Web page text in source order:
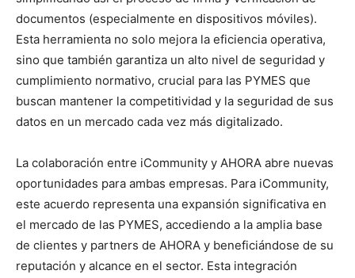
documentos (especialmente en dispositivos móviles).
Esta herramienta no solo mejora la eficiencia operativa,
sino que también garantiza un alto nivel de seguridad y
cumplimiento normativo, crucial para las PYMES que
buscan mantener la competitividad y la seguridad de sus
datos en un mercado cada vez más digitalizado.
La colaboración entre iCommunity y AHORA abre nuevas
oportunidades para ambas empresas. Para iCommunity,
este acuerdo representa una expansión significativa en
el mercado de las PYMES, accediendo a la amplia base
de clientes y partners de AHORA y beneficiándose de su
reputación y alcance en el sector. Esta integración